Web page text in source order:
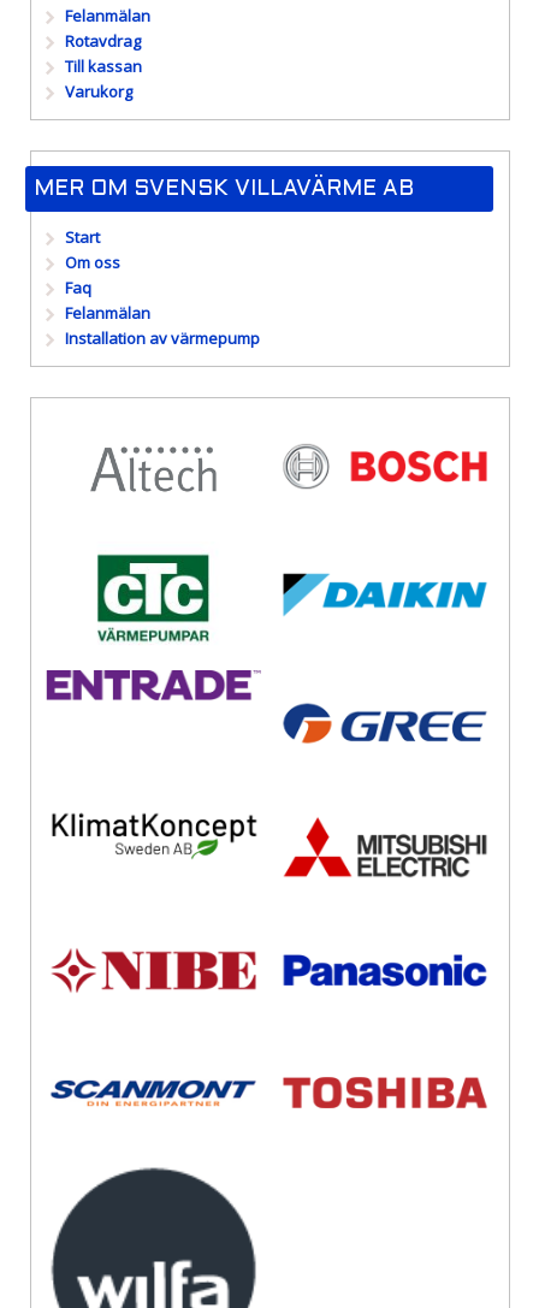
Felanmälan
Rotavdrag
Till kassan
Varukorg
MER OM SVENSK VILLAVÄRME AB
Start
Om oss
Faq
Felanmälan
Installation av värmepump